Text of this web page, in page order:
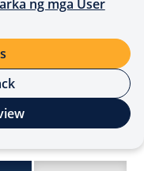
ng mga User